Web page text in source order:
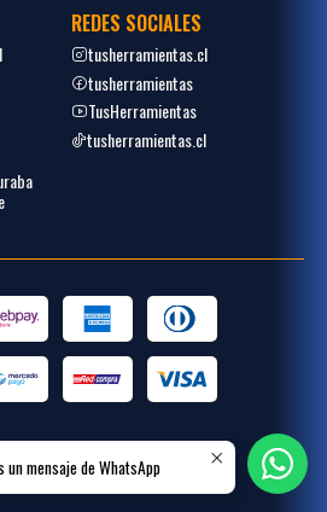
REDES SOCIALES
tusherramientas.cl
tusherramientas
TusHerramientas
tusherramientas.cl
Desarrollado porPlacecommerce
un mensaje de WhatsApp